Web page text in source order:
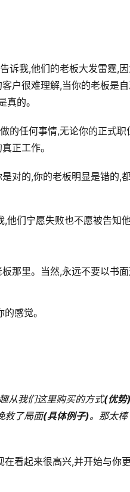
诉我,他们的老板大发雷霆,
户很难理解,当你的老板是
的。
的任何事情,无论你的正式职
正工作。
对的,你的老板明显是错的,
他们宁愿失败也不愿被告知
那里。当然,永远不要以书
感觉。
从我们这里购买的方式(优势
救了局面(具体例子)。那太棒
看起来很高兴,并开始与你